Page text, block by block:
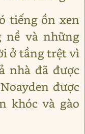
tiếng ồn xen
nề và những
ở tầng trệt vì
nhà đã được
được
khóc và gào